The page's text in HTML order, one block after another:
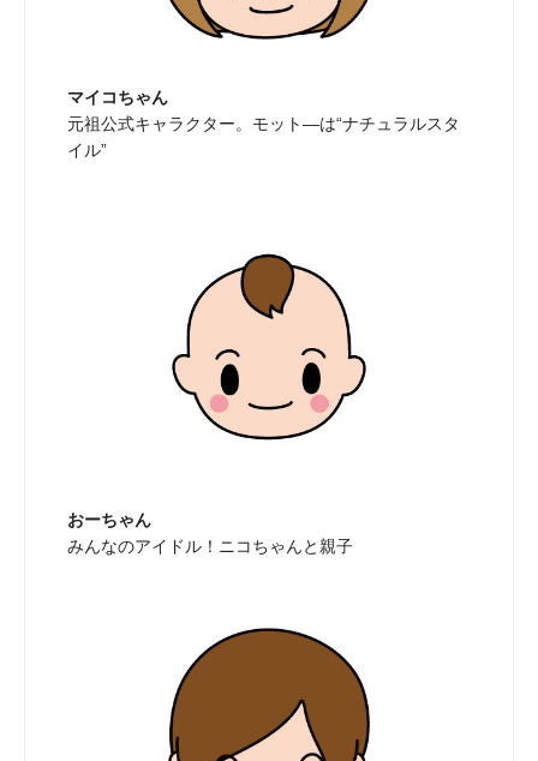
マイコちゃん
元祖公式キャラクター。モット―は“ナチュラルスタ
イル”
おーちゃん
みんなのアイドル！ニコちゃんと親子